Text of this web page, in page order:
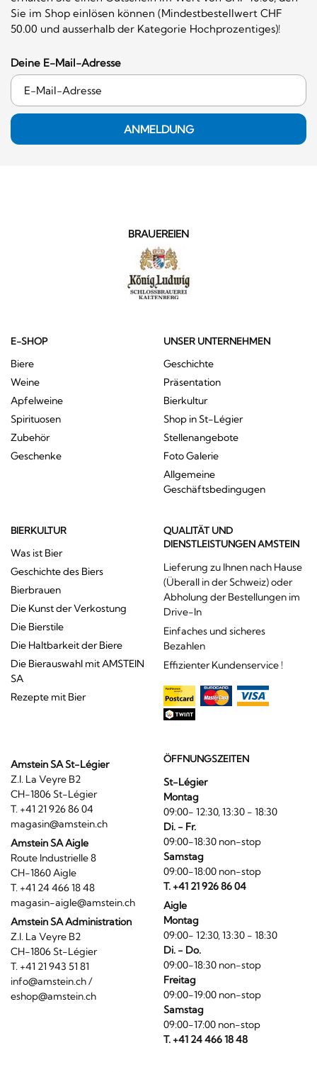
Sie im Shop einlösen können (Mindestbestellwert CHF
50.00 und ausserhalb der Kategorie Hochprozentiges)!
Deine E-Mail-Adresse
ANMELDUNG
BRAUEREIEN
E-SHOP
Biere
Weine
Apfelweine
Spirituosen
Zubehör
Geschenke
UNSER UNTERNEHMEN
Geschichte
Präsentation
Bierkultur
Shop in St-Légier
Stellenangebote
Foto Galerie
Allgemeine
Geschäftsbedingugen
BIERKULTUR
Was ist Bier
Geschichte des Biers
Bierbrauen
Die Kunst der Verkostung
Die Bierstile
Die Haltbarkeit der Biere
Die Bierauswahl mit AMSTEIN
SA
Rezepte mit Bier
QUALITÄT UND
DIENSTLEISTUNGEN AMSTEIN
Lieferung zu Ihnen nach Hause
(Überall in der Schweiz) oder
Abholung der Bestellungen im
Drive-In
Einfaches und sicheres
Bezahlen
Effizienter Kundenservice !
Amstein SA St-Légier
Z.I. La Veyre B2
CH-1806 St-Légier
T. +41 21 926 86 04
magasin@amstein.ch
Amstein SA Aigle
Route Industrielle 8
CH-1860 Aigle
T. +41 24 466 18 48
magasin-aigle@amstein.ch
Amstein SA Administration
Z.I. La Veyre B2
CH-1806 St-Légier
T. +41 21 943 51 81
info@amstein.ch/
eshop@amstein.ch
ÖFFNUNGSZEITEN
St-Légier
Montag
09:00- 12:30, 13:30 - 18:30
Di. - Fr.
09:00-18:30 non-stop
Samstag
09:00-18:00 non-stop
T. +41 21 926 86 04
Aigle
Montag
09:00- 12:30, 13:30 - 18:30
Di. - Do.
09:00-18:30 non-stop
Freitag
09:00-19:00 non-stop
Samstag
09:00-17:00 non-stop
T. +41 24 466 18 48